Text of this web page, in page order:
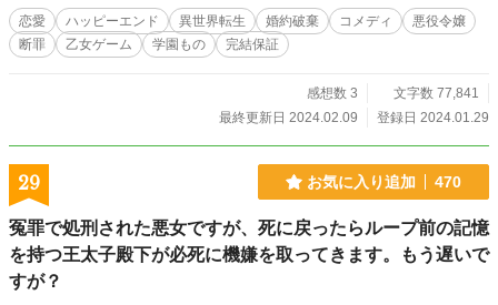
レアなイケオジを！！ 攻略対象たちや悪役令嬢と友好的な関係を築きつつ、悪
役令嬢の婚約破棄を回避しつつ、イケオジを狙う十六歳、侯爵令嬢！ 必死に悪
役令嬢の婚約破棄イベントを回避してきたつもりが、なんでどうしてそうなっ
だったのか！？ヒロインは一体誰と結ばれるのか……。 ※この物語は作者の世
界観から成り立っております。正式な貴族社会をお望みの方はご遠慮ください。
恋愛 ハッピーエンド 異世界転生 婚約破棄 コメディ
悪役令嬢
断罪
乙女ゲーム 学園もの 完結保証
感想数 3
文字数 77,841
最終更新日 2024.02.09
登録日 2024.01.29
29 お気に入り追加 470
冤罪で処刑された悪女ですが、死に戻ったらループ前の記憶
を持つ王太子殿下が必死に機嫌を取ってきます。もう遅いで
すが？